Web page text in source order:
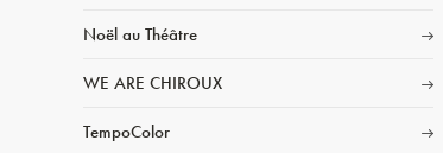
Noël au Théâtre
WE ARE CHIROUX
TempoColor